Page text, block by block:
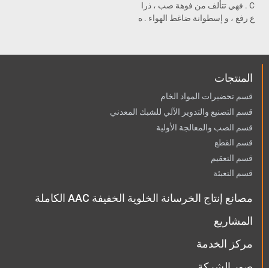
C . فهي تتألف من فوهة صب ، ذرا
ع رفع ، و إسطوانة ضاغط الهواء . ه
المنتجات
قسم تحضيرات المواد الخام
قسم التصنيع والتدوير الآلي للشبك المعدني
قسم الصب والمعالجة الأولية
قسم القطع
قسم التعقيم
قسم التعبئة
مصانع إنتاج الخرسانة الخلوية الخفيفة AAC الكاملة
المشاريع
مركز الخدمة